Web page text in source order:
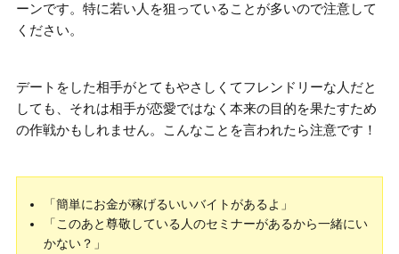
ーンです。特に若い人を狙っていることが多いので注意して
ください。
デートをした相手がとてもやさしくてフレンドリーな人だと
しても、それは相手が恋愛ではなく本来の目的を果たすため
の作戦かもしれません。こんなことを言われたら注意です！
「簡単にお金が稼げるいいバイトがあるよ」
「このあと尊敬している人のセミナーがあるから一緒にい
かない？」